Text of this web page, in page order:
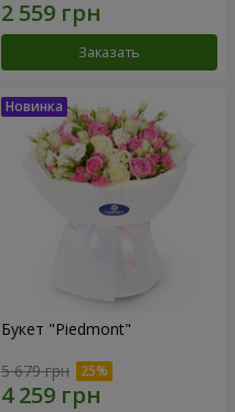
Заказать
Букет "Piedmont"
5 679 грн